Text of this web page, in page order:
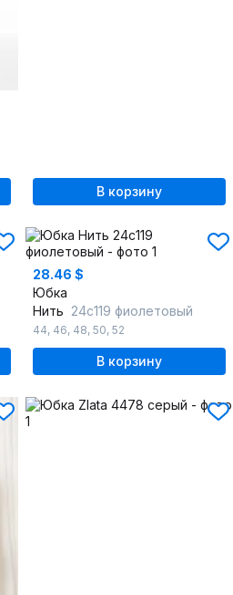
В корзину
28.46 $
Юбка
Нить 24с119 фиолетовый
44, 46, 48, 50, 52
В корзину